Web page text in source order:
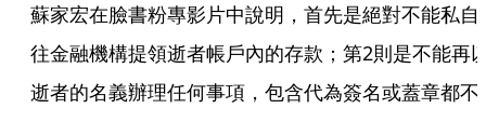
蘇家宏在臉書粉專影片中說明，首先是絕對不能私自
往金融機構提領逝者帳戶內的存款；第2則是不能再
逝者的名義辦理任何事項，包含代為簽名或蓋章都不